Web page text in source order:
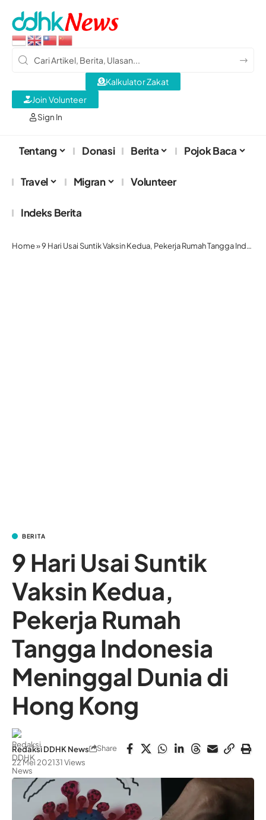
Sign In
Kalkulator Zakat
Join Volunteer
Tentang Donasi Berita Pojok Baca
Travel Migran Volunteer
Indeks Berita
Home»9 Hari Usai Suntik Vaksin Kedua, Pekerja Rumah Tangga Indonesia Meninggal Dunia di Hong Kong
BERITA
9 Hari Usai Suntik
Vaksin Kedua,
Pekerja Rumah
Tangga Indonesia
Meninggal Dunia di
Hong Kong
Redaksi DDHK News
22 Mei 202131 Views
Share